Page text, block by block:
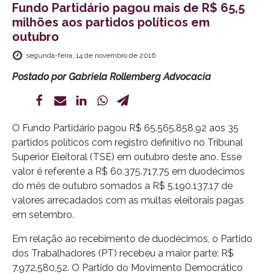
Fundo Partidário pagou mais de R$ 65,5
milhões aos partidos políticos em
outubro
segunda-feira, 14 de novembro de 2016
Postado porGabriela Rollemberg Advocacia
O Fundo Partidário pagou R$ 65.565.858,92 aos 35
partidos políticos com registro definitivo no Tribunal
Superior Eleitoral (TSE) em outubro deste ano. Esse
valor é referente a R$ 60.375.717,75 em duodécimos
do mês de outubro somados a R$ 5.190.137,17 de
valores arrecadados com as multas eleitorais pagas
em setembro.
Em relação ao recebimento de duodécimos, o Partido
dos Trabalhadores (PT) recebeu a maior parte: R$
7.972.580,52. O Partido do Movimento Democrático